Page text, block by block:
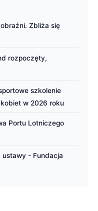
Zbliża się
rozpoczęty,
szkolenie
w 2026 roku
Portu Lotniczego
- Fundacja